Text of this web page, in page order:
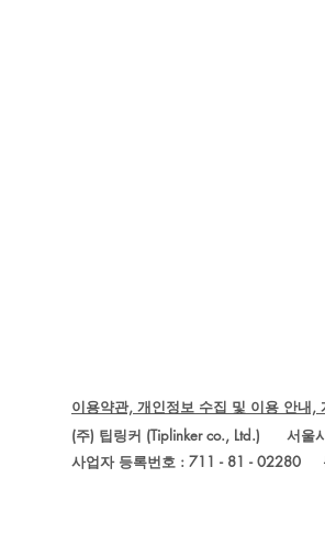
이용약관, 개인정보 수집 및 이용 안내,
(주) 팁링커 (Tiplinker co., Ltd.) 서
사업자 등록번호 : 711 - 81 - 02280